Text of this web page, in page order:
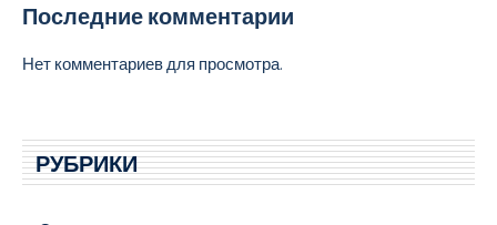
Последние комментарии
Нет комментариев для просмотра.
РУБРИКИ